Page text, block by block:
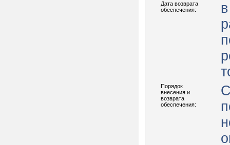
Дата возврата
обеспечения:
Порядок
внесения и
возврата
обеспечения: